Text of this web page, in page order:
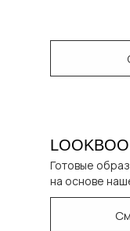
Готовые
на основе